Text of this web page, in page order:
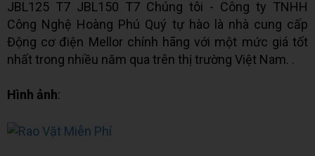
JBL125 T7 JBL150 T7 Chúng tôi - Công ty TNHH
Công Nghệ Hoàng Phú Quý tự hào là nhà cung cấp
Động cơ điện Mellor chính hãng với một mức giá tốt
nhất trong nhiều năm qua trên thị trường Việt Nam. .
Hình ảnh: